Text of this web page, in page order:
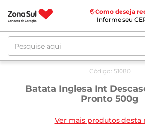
Como deseja
Informe seu
Pesquise aqui
Código: 51080
Batata Inglesa Int
Pronto 500g
Ver mais produtos desta